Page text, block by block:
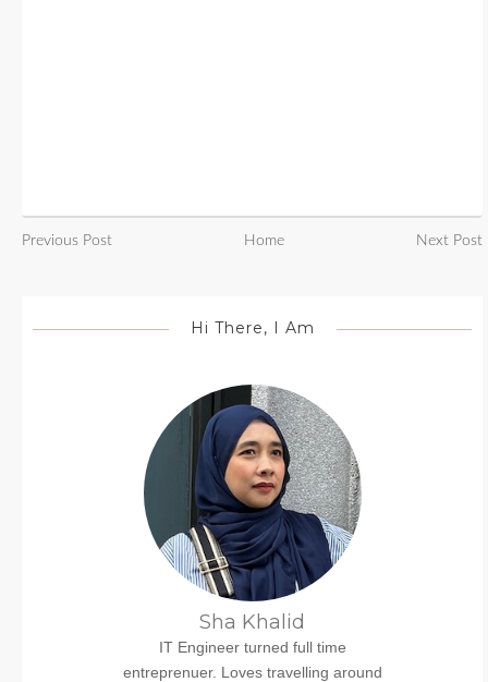
Previous Post Home Next Post
Hi There, I Am
Sha Khalid
IT Engineer turned full time
entreprenuer. Loves travelling around